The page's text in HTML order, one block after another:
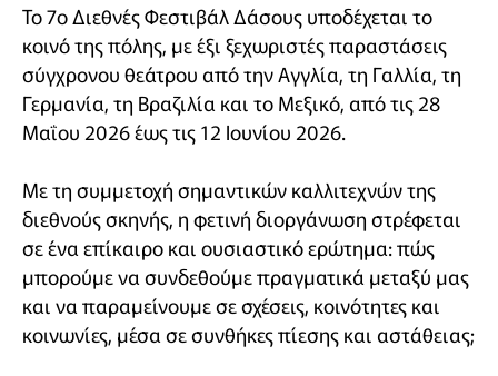
Το 7ο Διεθνές Φεστιβάλ Δάσους υποδέχεται το
κοινό της πόλης, με έξι ξεχωριστές παραστάσεις
σύγχρονου θεάτρου από την Αγγλία, τη Γαλλία, τη
Γερμανία, τη Βραζιλία και το Μεξικό, από τις 28
Μαΐου 2026 έως τις 12 Ιουνίου 2026.
Με τη συμμετοχή σημαντικών καλλιτεχνών της
διεθνούς σκηνής, η φετινή διοργάνωση στρέφεται
σε ένα επίκαιρο και ουσιαστικό ερώτημα: πώς
μπορούμε να συνδεθούμε πραγματικά μεταξύ μας
και να παραμείνουμε σε σχέσεις, κοινότητες και
κοινωνίες, μέσα σε συνθήκες πίεσης και αστάθειας;